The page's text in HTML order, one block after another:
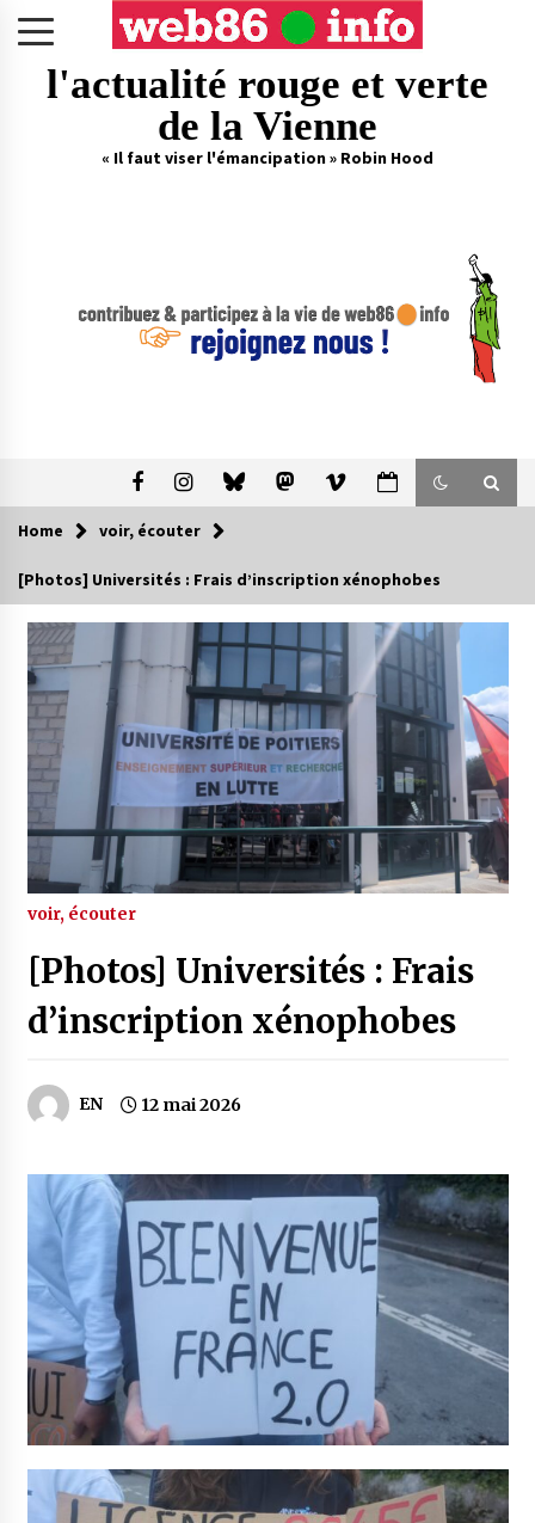
l'actualité rouge et verte
de la Vienne
« Il faut viser l'émancipation » Robin Hood
Home voir, écouter
[Photos] Universités : Frais d’inscription xénophobes
voir, écouter
[Photos] Universités : Frais
d’inscription xénophobes
EN 12 mai 2026